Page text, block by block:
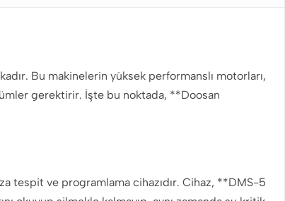
Bu makinelerin yüksek performanslı motorları,
gerektirir. İşte bu noktada, **Doosan
tespit ve programlama cihazıdır. Cihaz, **DMS-5